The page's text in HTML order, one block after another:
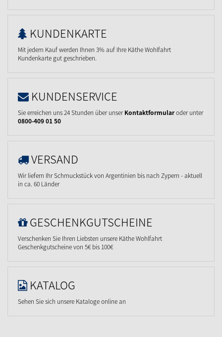
KUNDENKARTE
Mit jedem Kauf werden Ihnen 3% auf Ihre Käthe Wohlfahrt
Kundenkarte gut geschrieben.
KUNDENSERVICE
Sie erreichen uns 24 Stunden über unserKontaktformularoder unter
0800-409 01 50
VERSAND
Wir liefern Ihr Schmuckstück von Argentinien bis nach Zypern - aktuell
in ca. 60 Länder
GESCHENKGUTSCHEINE
Verschenken Sie Ihren Liebsten unsere Käthe Wohlfahrt
Geschenkgutscheine von 5€ bis 100€
KATALOG
Sehen Sie sich unsere Kataloge online an